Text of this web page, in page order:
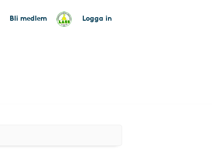
Bli medlem Logga in